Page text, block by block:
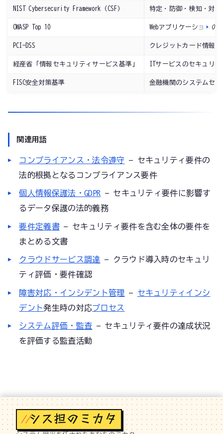
NIST Cybersecurity Framework（CSF） 特定・防御・検知・対
OWASP Top 10 Webアプリケーションの
PCI-DSS クレジットカード情報
経産省「情報セキュリティサービス基準」 ITサービスのセキュリ
FISC安全対策基準 金融機関のシステムセ
関連用語
コンプライアンス・法令遵守 — セキュリティ要件の
法的根拠となるコンプライアンス要件
個人情報保護法・GDPR — セキュリティ要件に影響す
るデータ保護の法的義務
要件定義書 — セキュリティ要件を含む全体の要件を
まとめる文書
クラウドサービス調達 — クラウド導入時のセキュリ
ティ評価・要件確認
障害対応・インシデント管理 — セキュリティインシ
デント発生時の対応プロセス
システム評価・監査 — セキュリティ要件の達成状況
を評価する監査活動
//